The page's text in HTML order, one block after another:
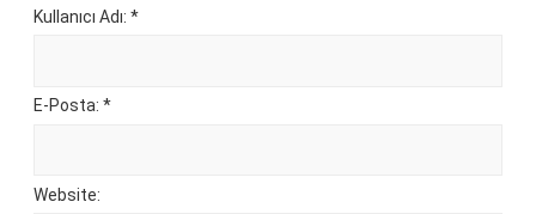
Kullanıcı Adı: *
E-Posta: *
Website: